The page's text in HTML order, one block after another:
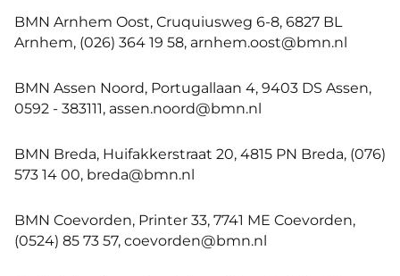
BMN Arnhem Oost, Cruquiusweg 6-8, 6827 BL
Arnhem, (026) 364 19 58, arnhem.oost@bmn.nl
BMN Assen Noord, Portugallaan 4, 9403 DS Assen,
0592 - 383111, assen.noord@bmn.nl
BMN Breda, Huifakkerstraat 20, 4815 PN Breda, (076)
573 14 00, breda@bmn.nl
BMN Coevorden, Printer 33, 7741 ME Coevorden,
(0524) 85 73 57, coevorden@bmn.nl